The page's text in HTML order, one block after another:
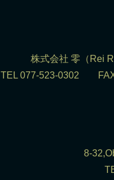
株式会社 零（Rei
TEL 077-523-0302
8-